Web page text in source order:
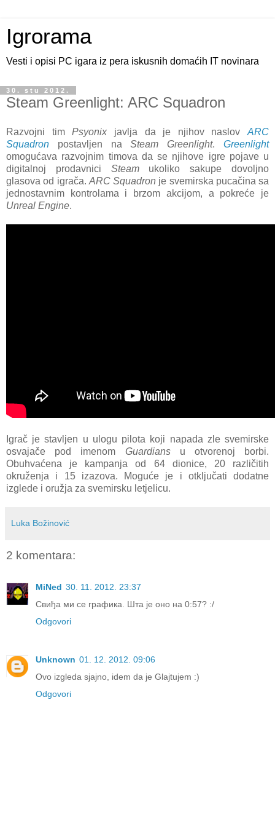
Igrorama
Vesti i opisi PC igara iz pera iskusnih domaćih IT novinara
30. stu 2012.
Steam Greenlight: ARC Squadron
Razvojni timPsyonix javlja da je njihov naslov ARC
Squadron postavljen naSteam Greenlight.Greenlight
omogućava razvojnim timova da se njihove igre pojave u
digitalnoj prodavnici Steamukoliko sakupe dovoljno
glasova od igrača. ARC Squadron je svemirska pucačina sa
jednostavnim kontrolama i brzom akcijom, a pokreće je
Unreal Engine.
Igrač je stavljen u ulogu pilota koji napada zle svemirske
osvajače pod imenom Guardiansu otvorenoj borbi.
Obuhvaćena je kampanja od 64 dionice, 20 različitih
okruženja i 15 izazova. Moguće je i otključati dodatne
izglede i oružja za svemirsku letjelicu.
Luka Božinović
2 komentara:
MiNed 30. 11. 2012. 23:37
Свиђа ми се графика. Шта је оно на 0:57? :/
Odgovori
Unknown 01. 12. 2012. 09:06
Ovo izgleda sjajno, idem da je Glajtujem :)
Odgovori